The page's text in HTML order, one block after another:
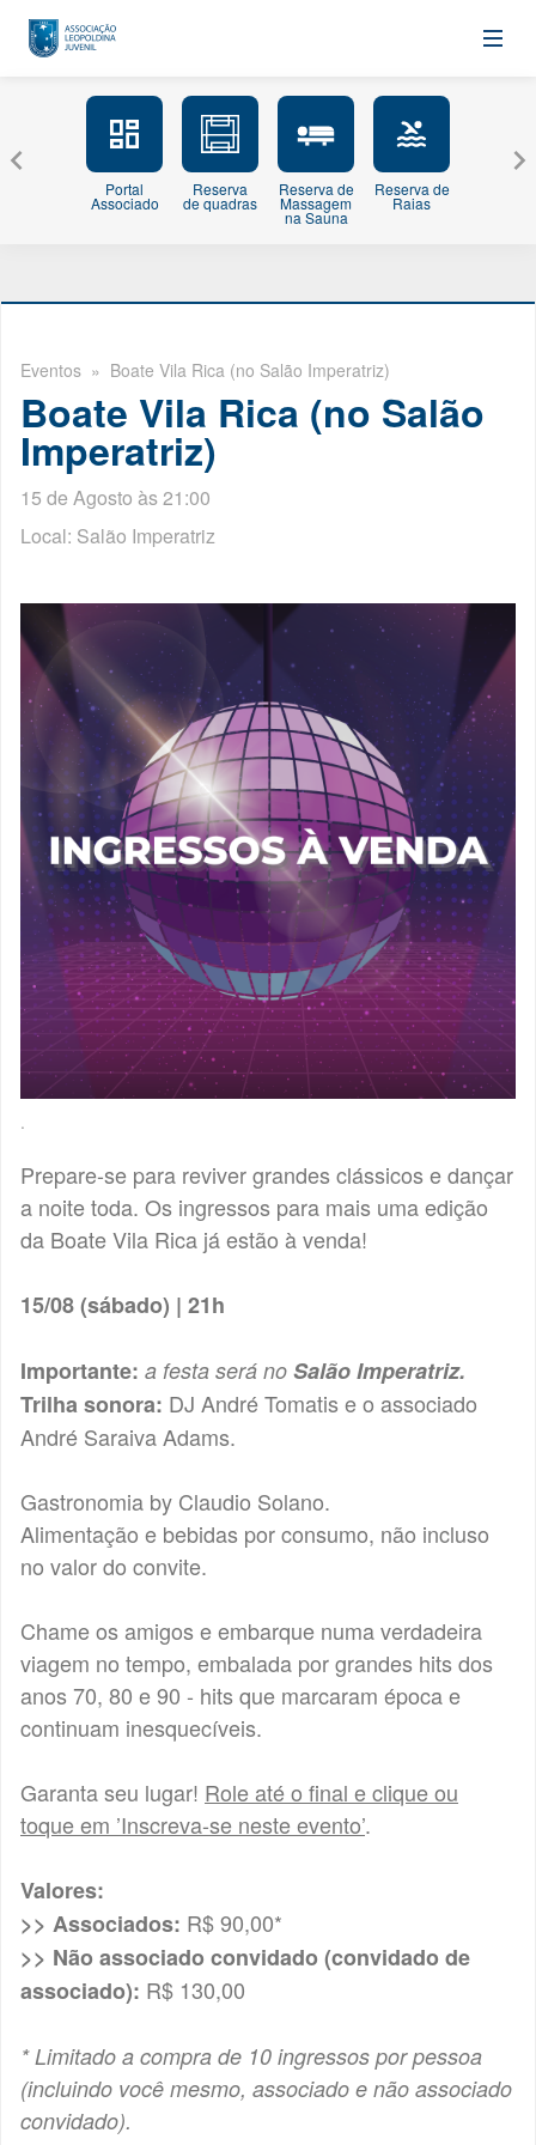
Portal
Associado
Reserva
de quadras
Reserva de
Massagem
na Sauna
Reserva de
Raias
Eventos » Boate Vila Rica (no Salão Imperatriz)
Boate Vila Rica (no Salão
Imperatriz)
15 de Agosto às 21:00
Local: Salão Imperatriz
.
Prepare-se para reviver grandes clássicos e dançar
a noite toda. Os ingressos para mais uma edição
da Boate Vila Rica já estão à venda!
15/08 (sábado) | 21h
Importante: a festa será no Salão Imperatriz.
Trilha sonora: DJ André Tomatis e o associado
André Saraiva Adams.
Gastronomia by Claudio Solano.
Alimentação e bebidas por consumo, não incluso
no valor do convite.
Chame os amigos e embarque numa verdadeira
viagem no tempo, embalada por grandes hits dos
anos 70, 80 e 90 - hits que marcaram época e
continuam inesquecíveis.
Garanta seu lugar! Role até o final e clique ou
toque em ’Inscreva-se neste evento’.
Valores:
>> Associados: R$ 90,00*
>> Não associado convidado (convidado de
associado): R$ 130,00
* Limitado a compra de 10 ingressos por pessoa
(incluindo você mesmo, associado e não associado
convidado).